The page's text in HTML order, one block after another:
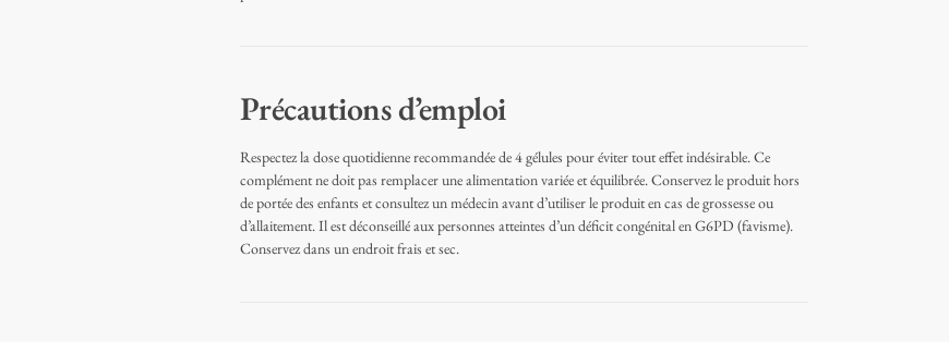
Précautions d’emploi
Respectez la dose quotidienne recommandée de 4 gélules pour éviter tout effet indésirable. Ce
complément ne doit pas remplacer une alimentation variée et équilibrée. Conservez le produit hors
de portée des enfants et consultez un médecin avant d’utiliser le produit en cas de grossesse ou
d’allaitement. Il est déconseillé aux personnes atteintes d’un déficit congénital en G6PD (favisme).
Conservez dans un endroit frais et sec.